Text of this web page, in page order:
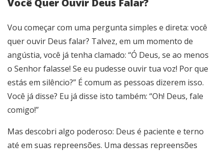
Você Quer Ouvir Deus Falar?
Vou começar com uma pergunta simples e direta: você
quer ouvir Deus falar? Talvez, em um momento de
angústia, você já tenha clamado: “Ó Deus, se ao menos
o Senhor falasse! Se eu pudesse ouvir tua voz! Por que
estás em silêncio?” É comum as pessoas dizerem isso.
Você já disse? Eu já disse isto também: “Oh! Deus, fale
comigo!”
Mas descobri algo poderoso: Deus é paciente e terno
até em suas repreensões. Uma dessas repreensões